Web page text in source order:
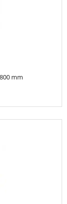
mm